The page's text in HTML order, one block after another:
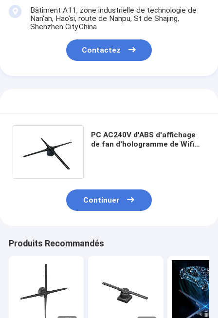
Bâtiment A11, zone industrielle de technologie de
Nan'an, Hao'si, route de Nanpu, St de Shajing,
Shenzhen City.China
Contactez
PC AC240V d'ABS d'affichage
de fan d'hologramme de Wifi
Continuer
Produits Recommandés